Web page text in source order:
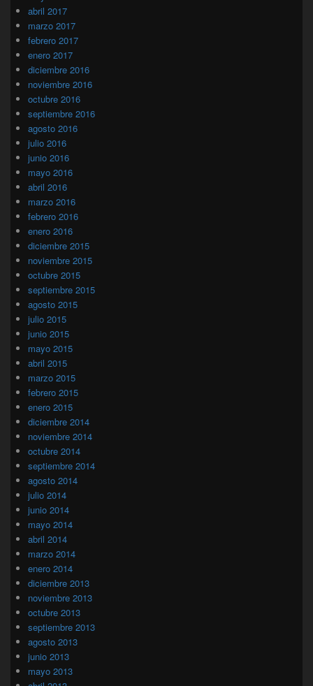
abril 2017
marzo 2017
febrero 2017
enero 2017
diciembre 2016
noviembre 2016
octubre 2016
septiembre 2016
agosto 2016
julio 2016
junio 2016
mayo 2016
abril 2016
marzo 2016
febrero 2016
enero 2016
diciembre 2015
noviembre 2015
octubre 2015
septiembre 2015
agosto 2015
julio 2015
junio 2015
mayo 2015
abril 2015
marzo 2015
febrero 2015
enero 2015
diciembre 2014
noviembre 2014
octubre 2014
septiembre 2014
agosto 2014
julio 2014
junio 2014
mayo 2014
abril 2014
marzo 2014
enero 2014
diciembre 2013
noviembre 2013
octubre 2013
septiembre 2013
agosto 2013
junio 2013
mayo 2013